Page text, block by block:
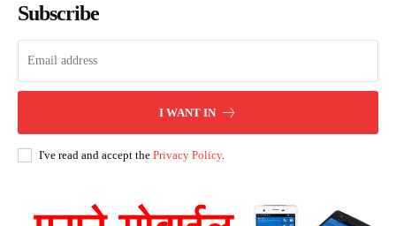
Subscribe
I WANT IN
I've read and accept the Privacy Policy.